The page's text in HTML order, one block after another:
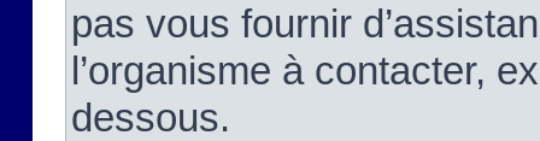
pas vous fournir
l’organisme à contacter,
dessous.